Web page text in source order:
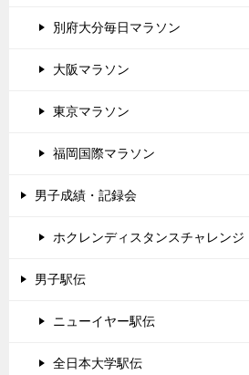
別府大分毎日マラソン
大阪マラソン
東京マラソン
福岡国際マラソン
男子成績・記録会
ホクレンディスタンスチャレンジ
男子駅伝
ニューイヤー駅伝
全日本大学駅伝